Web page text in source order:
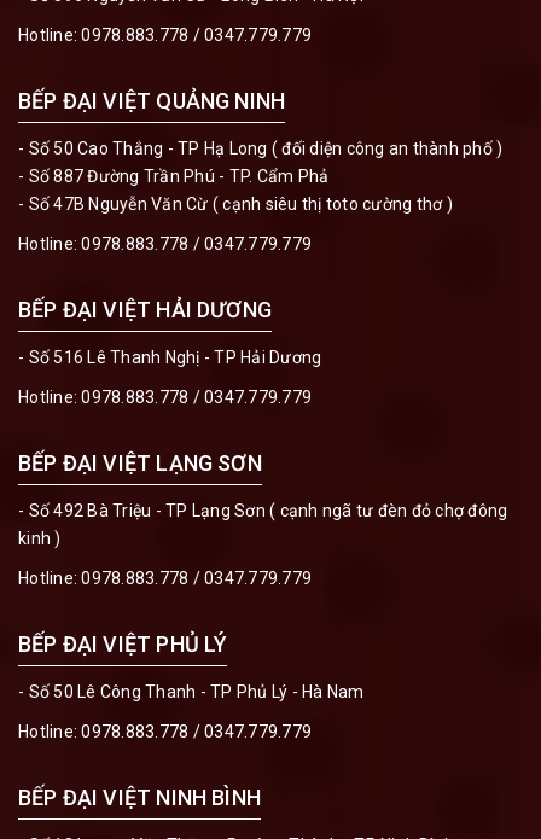
Hotline:0978.883.778 /0347.779.779
BẾP ĐẠI VIỆT QUẢNG NINH
- Số 50 Cao Thắng - TP Hạ Long ( đối diện công an thành phố )
- Số 887 Đường Trần Phú - TP. Cẩm Phả
- Số 47B Nguyễn Văn Cừ ( cạnh siêu thị toto cường thơ )
Hotline:0978.883.778 /0347.779.779
BẾP ĐẠI VIỆT HẢI DƯƠNG
- Số 516 Lê Thanh Nghị - TP Hải Dương
Hotline:0978.883.778 /0347.779.779
BẾP ĐẠI VIỆT LẠNG SƠN
- Số 492 Bà Triệu - TP Lạng Sơn ( cạnh ngã tư đèn đỏ chợ đông
kinh )
Hotline:0978.883.778 /0347.779.779
BẾP ĐẠI VIỆT PHỦ LÝ
- Số 50 Lê Công Thanh - TP Phủ Lý - Hà Nam
Hotline:0978.883.778 /0347.779.779
BẾP ĐẠI VIỆT NINH BÌNH